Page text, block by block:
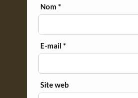
Nom*
E-mail*
Site web